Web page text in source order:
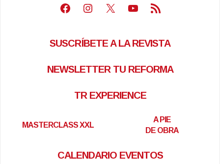
Facebook
Instagram
X Youtube
Feed RSS
SUSCRÍBETE A LA REVISTA
NEWSLETTER TU REFORMA
TR EXPERIENCE
MASTERCLASS XXL
A PIE
DE OBRA
CALENDARIO EVENTOS